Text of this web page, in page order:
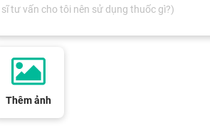
Thêm ảnh